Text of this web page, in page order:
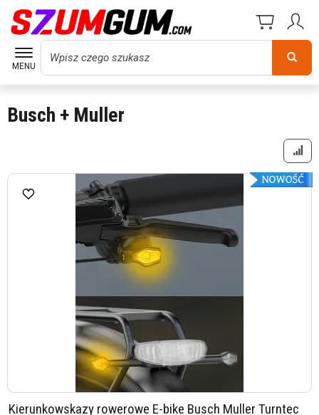
MENU
Wyszukaj
Busch + Muller
Kierunkowskazy rowerowe E-bike Busch Muller Turntec